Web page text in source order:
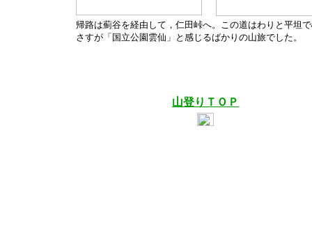
帰路は薊谷を経由して，仁田峠へ。この道はわりと平坦
さすが「国立公園雲仙」と感じるばかりの山旅でした。
山登りＴＯＰ